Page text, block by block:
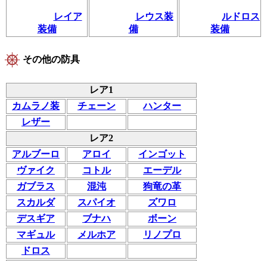
レイア
装備
レウス装
備
ルドロス
装備
その他の防具
レア1
カムラノ装
チェーン
ハンター
レザー
レア2
アルブーロ
アロイ
インゴット
ヴァイク
コトル
エーデル
ガブラス
混沌
狗竜の革
スカルダ
スパイオ
ズワロ
デスギア
ブナハ
ボーン
マギュル
メルホア
リノプロ
ドロス